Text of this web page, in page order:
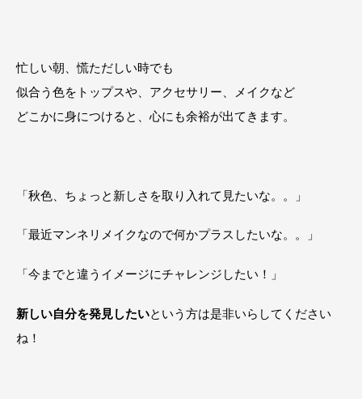
忙しい朝、慌ただしい時でも
似合う色をトップスや、アクセサリー、メイクなど
どこかに身につけると、心にも余裕が出てきます。
「秋色、ちょっと新しさを取り入れて見たいな。。」
「最近マンネリメイクなので何かプラスしたいな。。」
「今までと違うイメージにチャレンジしたい！」
新しい自分を発見したいという方は是非いらしてください
ね！